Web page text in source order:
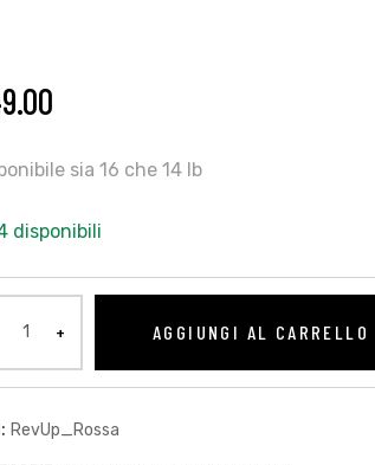
sia 16 che 14 lb
disponibili
AGGIUNGI AL CARRELLO
RevUp_Rossa